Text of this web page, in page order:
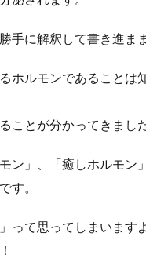
手に解釈して書き進ま
ホルモンであることは
ことが分かってきました
ン」、「癒しホルモン
す。
って思ってしまいます